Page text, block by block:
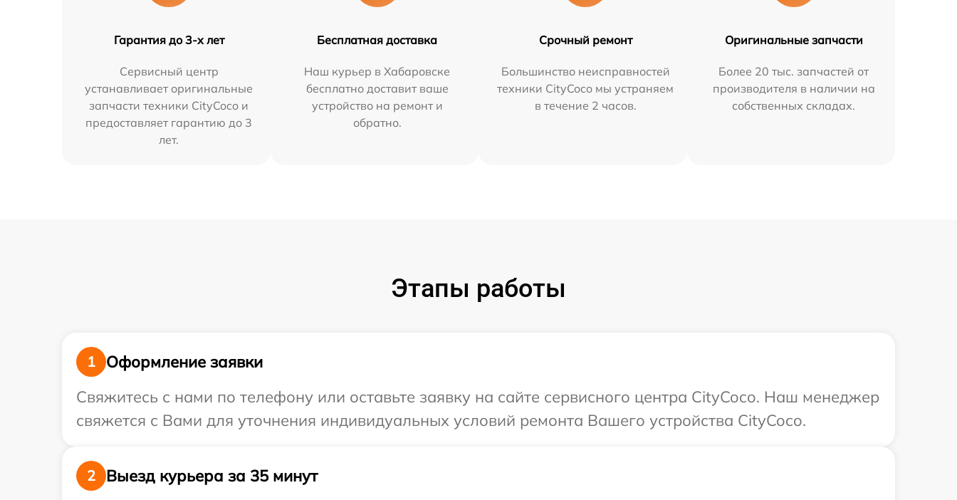
Гарантия до 3-х лет
Сервисный центр
устанавливает оригинальные
запчасти техники CityCoco и
предоставляет гарантию до 3
лет.
Бесплатная доставка
Наш курьер в Хабаровске
бесплатно доставит ваше
устройство на ремонт и
обратно.
Срочный ремонт
Большинство неисправностей
техники CityCoco мы устраняем
в течение 2 часов.
Оригинальные запчасти
Более 20 тыс. запчастей от
производителя в наличии на
собственных складах.
Этапы работы
1
Оформление заявки
Свяжитесь с нами по телефону или оставьте заявку на сайте сервисного центра CityCoco. Наш менеджер
свяжется с Вами для уточнения индивидуальных условий ремонта Вашего устройства CityCoco.
2
Выезд курьера за 35 минут